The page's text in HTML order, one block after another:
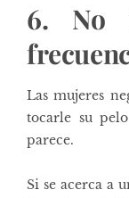
6. No
Las mujeres
tocarle su
parece.
Si se acerca a